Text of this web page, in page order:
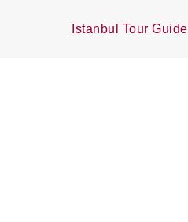
Istanbul Tour Guide